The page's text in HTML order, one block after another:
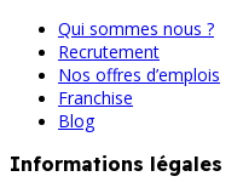
Qui sommes nous ?
Recrutement
Nos offres d’emplois
Franchise
Blog
Informations légales